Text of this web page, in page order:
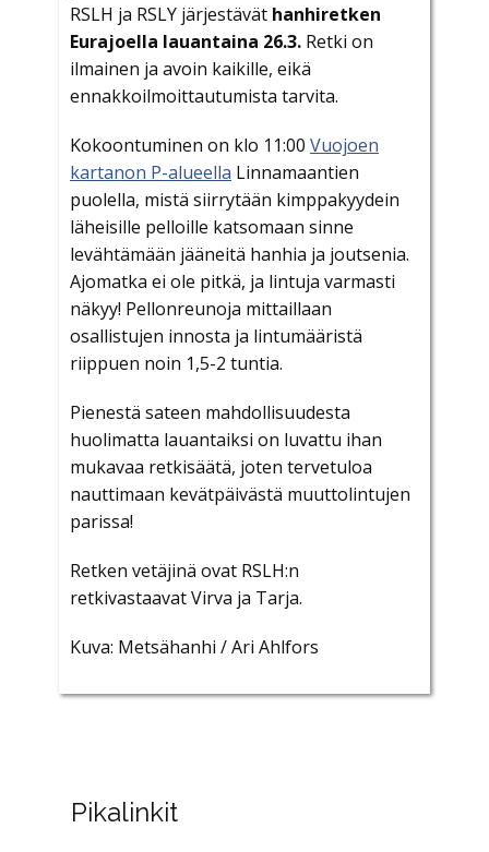
RSLH ja RSLY järjestävät hanhiretken
Eurajoella lauantaina 26.3. Retki on
ilmainen ja avoin kaikille, eikä
ennakkoilmoittautumista tarvita.
Kokoontuminen on klo 11:00 Vuojoen
kartanon P-alueella Linnamaantien
puolella, mistä siirrytään kimppakyydein
läheisille pelloille katsomaan sinne
levähtämään jääneitä hanhia ja joutsenia.
Ajomatka ei ole pitkä, ja lintuja varmasti
näkyy! Pellonreunoja mittaillaan
osallistujen innosta ja lintumääristä
riippuen noin 1,5-2 tuntia.
Pienestä sateen mahdollisuudesta
huolimatta lauantaiksi on luvattu ihan
mukavaa retkisäätä, joten tervetuloa
nauttimaan kevätpäivästä muuttolintujen
parissa!
Retken vetäjinä ovat RSLH:n
retkivastaavat Virva ja Tarja.
Kuva: Metsähanhi / Ari Ahlfors
Pikalinkit